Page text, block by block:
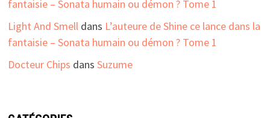
fantaisie – Sonata humain ou démon ? Tome 1
Light And Smelldans L’auteure de Shine ce lance dans la
fantaisie – Sonata humain ou démon ? Tome 1
Docteur Chips dans Suzume